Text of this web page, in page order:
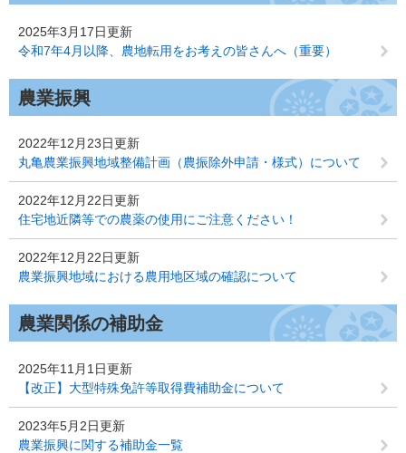
2025年3月17日更新
令和7年4月以降、農地転用をお考えの皆さんへ（重要）
農業振興
2022年12月23日更新
丸亀農業振興地域整備計画（農振除外申請・様式）について
2022年12月22日更新
住宅地近隣等での農薬の使用にご注意ください！
2022年12月22日更新
農業振興地域における農用地区域の確認について
農業関係の補助金
2025年11月1日更新
【改正】大型特殊免許等取得費補助金について
2023年5月2日更新
農業振興に関する補助金一覧